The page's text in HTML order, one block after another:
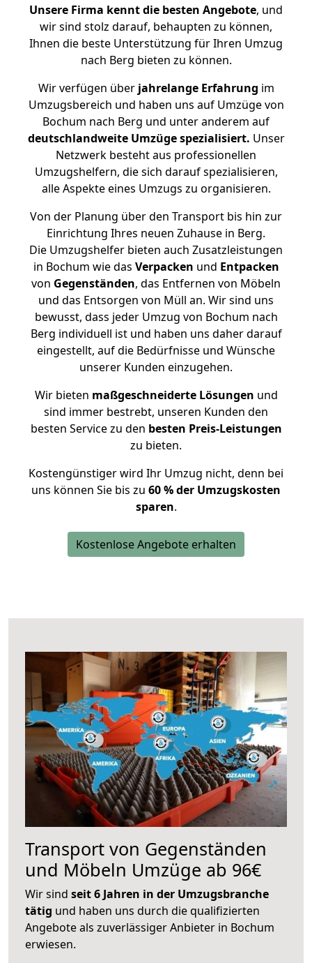
Unsere Firma kennt die besten Angebote, und
wir sind stolz darauf, behaupten zu können,
Ihnen die beste Unterstützung für Ihren Umzug
nach Berg bieten zu können.
Wir verfügen überjahrelange Erfahrung im
Umzugsbereich und haben uns auf Umzüge von
Bochum nach Berg und unter anderem auf
deutschlandweite Umzüge spezialisiert. Unser
Netzwerk besteht aus professionellen
Umzugshelfern, die sich darauf spezialisieren,
alle Aspekte eines Umzugs zu organisieren.
Von der Planung über den Transport bis hin zur
Einrichtung Ihres neuen Zuhause in Berg.
Die Umzugshelfer bieten auch Zusatzleistungen
in Bochum wie das Verpacken und Entpacken
von Gegenständen, das Entfernen von Möbeln
und das Entsorgen von Müll an. Wir sind uns
bewusst, dass jeder Umzug von Bochum nach
Berg individuell ist und haben uns daher darauf
eingestellt, auf die Bedürfnisse und Wünsche
unserer Kunden einzugehen.
Wir bieten maßgeschneiderte Lösungen und
sind immer bestrebt, unseren Kunden den
besten Service zu den besten Preis-Leistungen
zu bieten.
Kostengünstiger wird Ihr Umzug nicht, denn bei
uns können Sie bis zu 60 % der Umzugskosten
sparen.
Kostenlose Angebote erhalten
Transport von Gegenständen
und Möbeln Umzüge ab 96€
Wir sind seit 6 Jahren in der Umzugsbranche
tätig und haben uns durch die qualifizierten
Angebote als zuverlässiger Anbieter in Bochum
erwiesen.